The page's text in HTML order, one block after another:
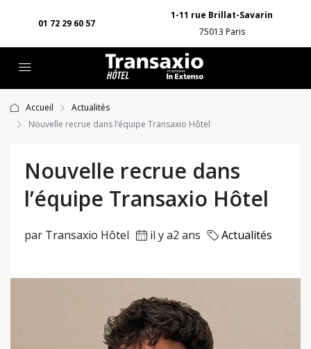
01 72 29 60 57
1-11 rue Brillat-Savarin
75013 Paris
Accueil
Actualités
Nouvelle recrue dans l’équipe Transaxio Hôtel
Nouvelle recrue dans
l’équipe Transaxio Hôtel
par Transaxio Hôtel il y a2 ans Actualités